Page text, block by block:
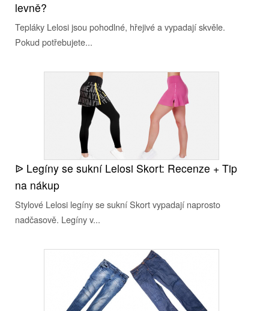
levně?
Tepláky Lelosi jsou pohodlné, hřejivé a vypadají skvěle.
Pokud potřebujete...
ᐉ Legíny se sukní Lelosi Skort: Recenze + Tip
na nákup
Stylové Lelosi legíny se sukní Skort vypadají naprosto
nadčasově. Legíny v...